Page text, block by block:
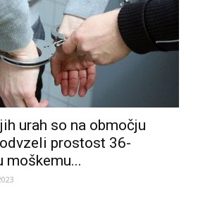
urah so na območju
prostost 36-
moškemu...